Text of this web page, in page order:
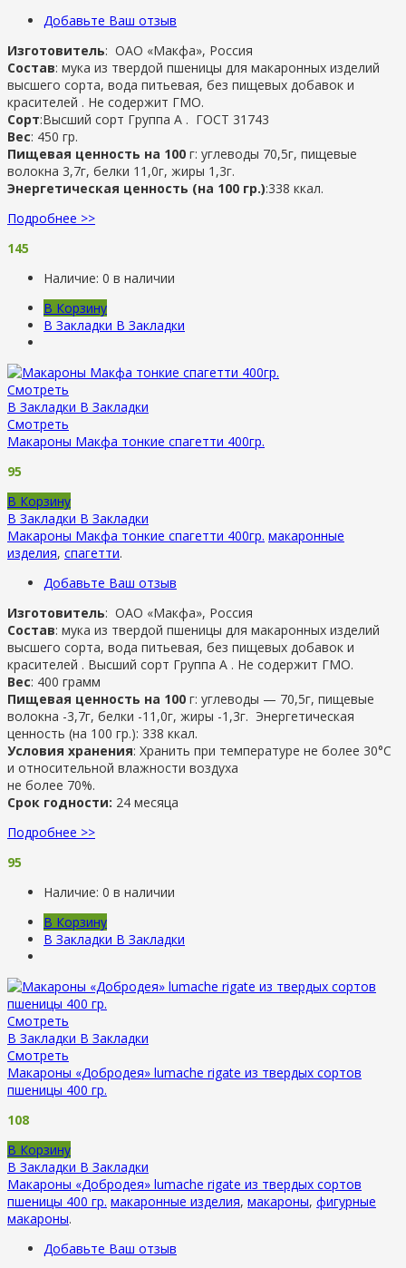
Добавьте Ваш отзыв
Изготовитель: ОАО «Макфа», Россия
Состав: мука из твердой пшеницы для макаронных изделий
высшего сорта, вода питьевая, без пищевых добавок и
красителей . Не содержит ГМО.
Сорт:Высший сорт Группа А . ГОСТ 31743
Вес: 450 гр.
Пищевая ценность на 100 г: углеводы 70,5г, пищевые
волокна 3,7г, белки 11,0г, жиры 1,3г.
Энергетическая ценность (на 100 гр.):338 ккал.
Подробнее >>
145
Наличие: 0 в наличии
В Корзину
В Закладки В Закладки
Смотреть
В Закладки В Закладки
Смотреть
Макароны Макфа тонкие спагетти 400гр.
95
В Корзину
В Закладки В Закладки
Макароны Макфа тонкие спагетти 400гр. макаронные
изделия, cпагетти.
Добавьте Ваш отзыв
Изготовитель: ОАО «Макфа», Россия
Состав: мука из твердой пшеницы для макаронных изделий
высшего сорта, вода питьевая, без пищевых добавок и
красителей . Высший сорт Группа А . Не содержит ГМО.
Вес: 400 грамм
Пищевая ценность на 100 г: углеводы — 70,5г, пищевые
волокна -3,7г, белки -11,0г, жиры -1,3г. Энергетическая
ценность (на 100 гр.): 338 ккал.
Условия хранения: Хранить при температуре не более 30°С
и относительной влажности воздуха
не более 70%.
Срок годности: 24 месяца
Подробнее >>
95
Наличие: 0 в наличии
В Корзину
В Закладки В Закладки
Смотреть
В Закладки В Закладки
Смотреть
Макароны «Добродея» lumache rigate из твердых сортов
пшеницы 400 гр.
108
В Корзину
В Закладки В Закладки
Макароны «Добродея» lumache rigate из твердых сортов
пшеницы 400 гр. макаронные изделия, макароны, фигурные
макароны.
Добавьте Ваш отзыв